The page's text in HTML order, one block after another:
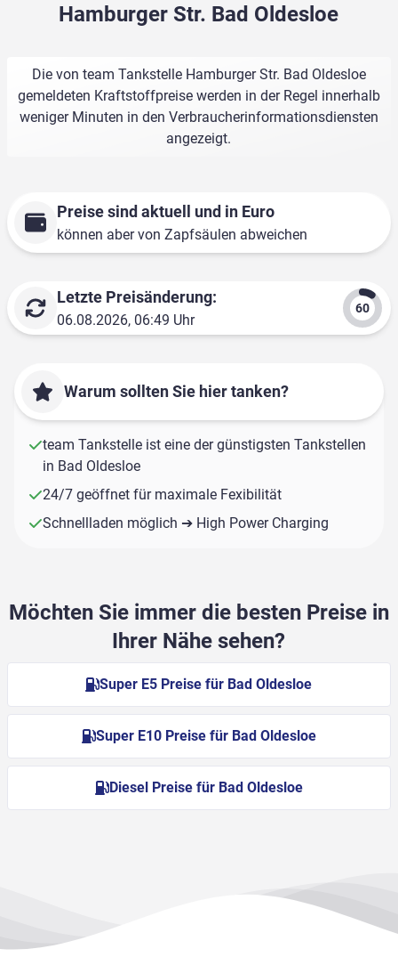
Hamburger Str. Bad Oldesloe
Die von team Tankstelle Hamburger Str. Bad Oldesloe
gemeldeten Kraftstoffpreise werden in der Regel innerhalb
weniger Minuten in den Verbraucherinformationsdiensten
angezeigt.
Preise sind aktuell und in Euro
können aber von Zapfsäulen abweichen
Letzte Preisänderung:
06.08.2026, 06:49 Uhr
Warum sollten Sie hier tanken?
team Tankstelle ist eine der günstigsten Tankstellen
in Bad Oldesloe
24/7 geöffnet für maximale Fexibilität
Schnellladen möglich ➔ High Power Charging
Möchten Sie immer die besten Preise in
Ihrer Nähe sehen?
Super E5 Preise für Bad Oldesloe
Super E10 Preise für Bad Oldesloe
Diesel Preise für Bad Oldesloe